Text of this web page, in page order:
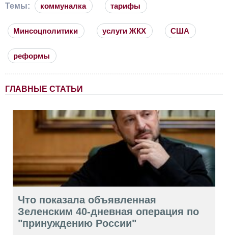
Темы: коммуналка тарифы
Минсоцполитики услуги ЖКХ США
реформы
ГЛАВНЫЕ СТАТЬИ
Что показала объявленная
Зеленским 40-дневная операция по
"принуждению России"